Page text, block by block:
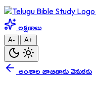
లక్షణాలు
A- A+
అంశాల జాబితాకు వెనుకకు